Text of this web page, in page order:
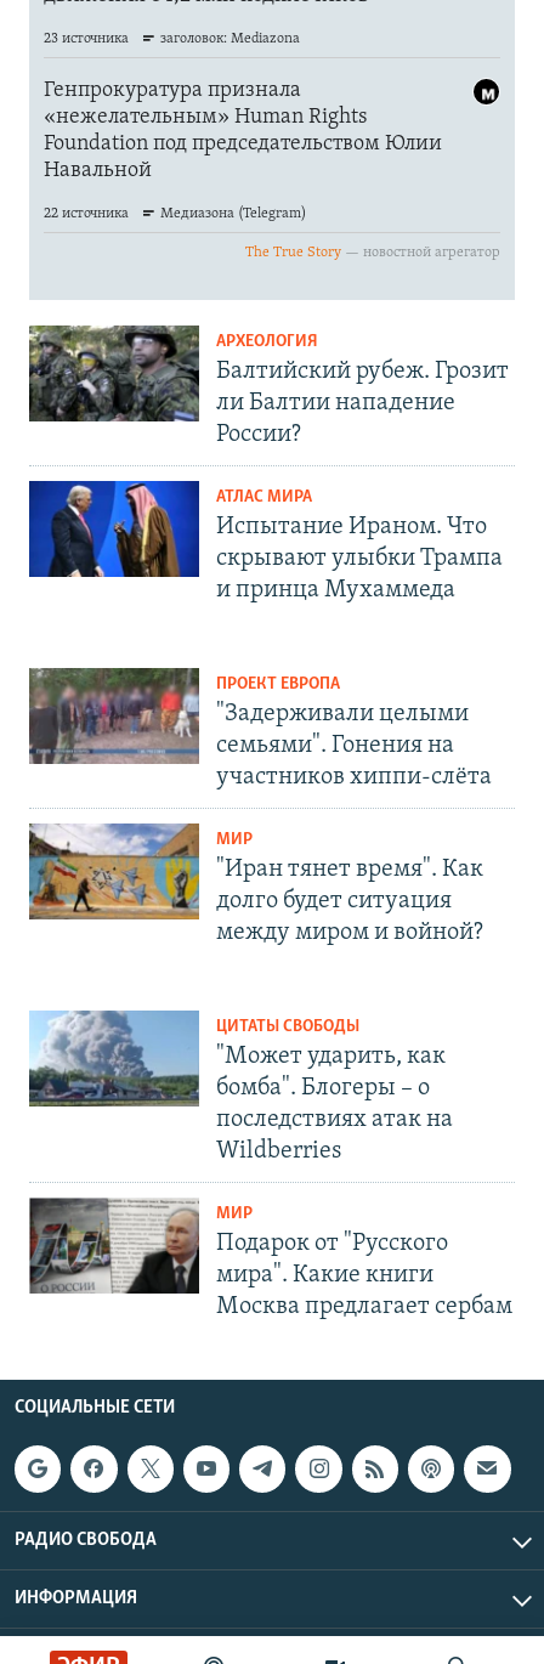
АРХЕОЛОГИЯ
Балтийский рубеж. Грозит
ли Балтии нападение
России?
АТЛАС МИРА
Испытание Ираном. Что
скрывают улыбки Трампа
и принца Мухаммеда
ПРОЕКТ ЕВРОПА
"Задерживали целыми
семьями". Гонения на
участников хиппи-слёта
МИР
"Иран тянет время". Как
долго будет ситуация
между миром и войной?
ЦИТАТЫ СВОБОДЫ
"Может ударить, как
бомба". Блогеры – о
последствиях атак на
Wildberries
МИР
Подарок от "Русского
мира". Какие книги
Москва предлагает сербам
СОЦИАЛЬНЫЕ СЕТИ
РАДИО СВОБОДА
ИНФОРМАЦИЯ